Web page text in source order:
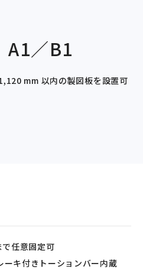
A1／B1
mm 以内の製図板を設置可
任意固定可
ーキ付きトーションバー内蔵